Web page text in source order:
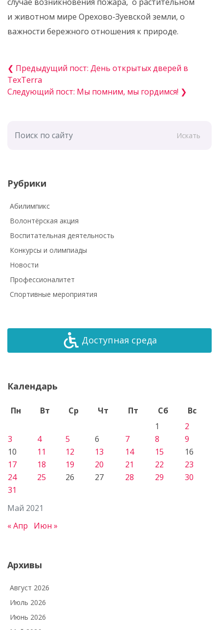
и животном мире Орехово-Зуевской земли, о
важности бережного отношения к природе.
❮ Предыдущий пост: День открытых дверей в
TexTerra
Следующий пост: Мы помним, мы гордимся! ❯
Искать
Рубрики
Абилимпикс
Волонтёрская акция
Воспитательная деятельность
Конкурсы и олимпиады
Новости
Профессионалитет
Спортивные мероприятия
Доступная среда
Календарь
Май 2021
Пн Вт Ср Чт Пт Сб
Вс
1
2
3
4 5 6 7 8
9
10
11 12 13 14 15
16
17
18 19 20 21 22
23
24
25 26 27 28 29
30
31
« Апр Июн »
Архивы
Август 2026
Июль 2026
Июнь 2026